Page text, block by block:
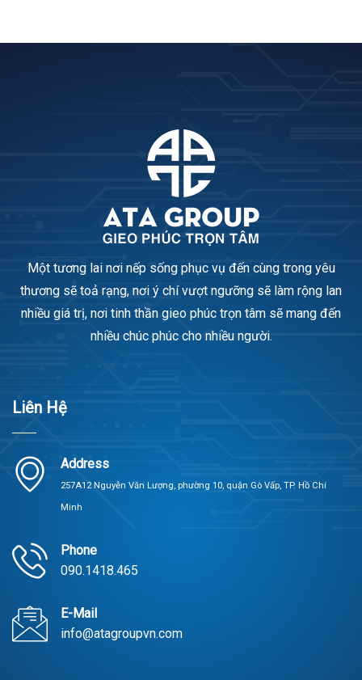
Một tương lai nơi nếp sống phục vụ đến cùng trong yêu
thương sẽ toả rạng, nơi ý chí vượt ngưỡng sẽ làm rộng lan
nhiều giá trị, nơi tinh thần gieo phúc trọn tâm sẽ mang đến
nhiều chúc phúc cho nhiều người.
Liên Hệ
Address
257A12 Nguyễn Văn Lượng, phường 10, quận Gò Vấp, TP. Hồ Chí
Minh
Phone
090.1418.465
E-Mail
info@atagroupvn.com